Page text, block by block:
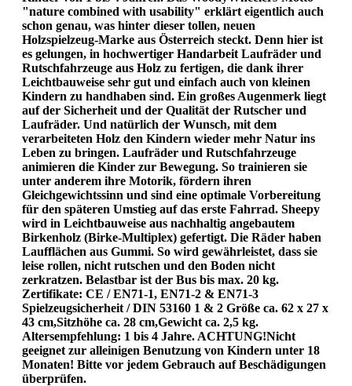
"nature combined with usability" erklärt eigentlich auch
schon genau, was hinter dieser tollen, neuen
Holzspielzeug-Marke aus Österreich steckt. Denn hier ist
es gelungen, in hochwertiger Handarbeit Laufräder und
Rutschfahrzeuge aus Holz zu fertigen, die dank ihrer
Leichtbauweise sehr gut und einfach auch von kleinen
Kindern zu handhaben sind. Ein großes Augenmerk liegt
auf der Sicherheit und der Qualität der Rutscher und
Laufräder. Und natürlich der Wunsch, mit dem
verarbeiteten Holz den Kindern wieder mehr Natur ins
Leben zu bringen. Laufräder und Rutschfahrzeuge
animieren die Kinder zur Bewegung. So trainieren sie
unter anderem ihre Motorik, fördern ihren
Gleichgewichtssinn und sind eine optimale Vorbereitung
für den späteren Umstieg auf das erste Fahrrad. Sheepy
wird in Leichtbauweise aus nachhaltig angebautem
Birkenholz (Birke-Multiplex) gefertigt. Die Räder haben
Laufflächen aus Gummi. So wird gewährleistet, dass sie
leise rollen, nicht rutschen und den Boden nicht
zerkratzen. Belastbar ist der Bus bis max. 20 kg.
Zertifikate: CE / EN71-1, EN71-2 & EN71-3
Spielzeugsicherheit / DIN 53160 1 & 2 Größe ca. 62 x 27 x
43 cm,Sitzhöhe ca. 28 cm,Gewicht ca. 2,5 kg.
Altersempfehlung: 1 bis 4 Jahre. ACHTUNG!Nicht
geeignet zur alleinigen Benutzung von Kindern unter 18
Monaten! Bitte vor jedem Gebrauch auf Beschädigungen
überprüfen.